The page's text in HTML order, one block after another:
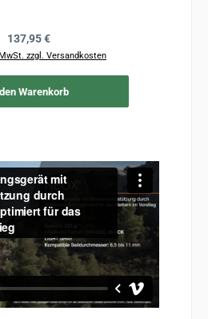
Regulärer Preis:
137,95 €
zzgl. Versandkosten
Warenkorb